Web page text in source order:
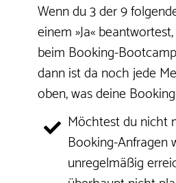
Wenn du 3 der 9
einem »Ja«
beim Booking-
dann ist da noch jede
oben, was deine
Möchtest du nicht
Booking-Anfragen
unregelmäßig